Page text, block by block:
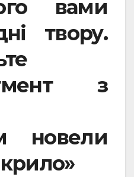
вами
твору.
з
новели